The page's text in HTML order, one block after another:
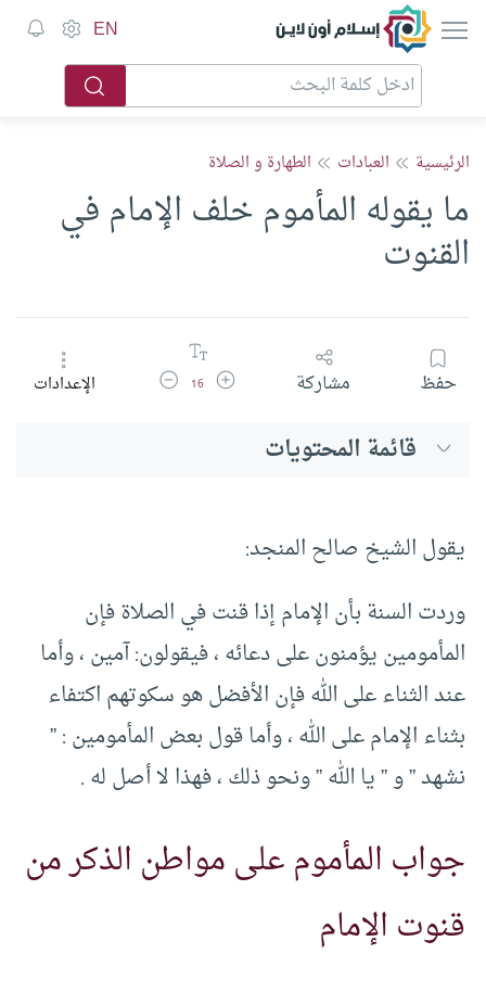
إسلام أون لاين EN
الرئيسية العبادات الطهارة و الصلاة
ما يقوله المأموم خلف الإمام في
القنوت
حفظ مشاركة زيادة حجم الخط
16 تقليل حجم الخطالإعدادات
قائمة المحتويات
يقول الشيخ صالح المنجد:
وردت السنة بأن الإمام إذا قنت في الصلاة فإن
المأمومين يؤمنون على دعائه ، فيقولون: آمين ، وأما
عند الثناء على الله فإن الأفضل هو سكوتهم اكتفاء
بثناء الإمام على الله ، وأما قول بعض المأمومين : ”
نشهد ” و ” يا الله ” ونحو ذلك ، فهذا لا أصل له .
جواب المأموم على مواطن الذكر من
قنوت الإمام